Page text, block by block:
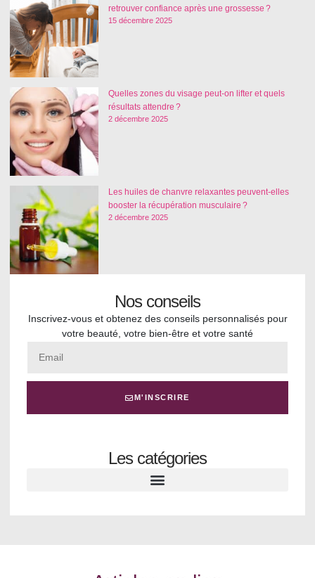
retrouver confiance après une grossesse ?
15 décembre 2025
Quelles zones du visage peut-on lifter et quels
résultats attendre ?
2 décembre 2025
Les huiles de chanvre relaxantes peuvent-elles
booster la récupération musculaire ?
2 décembre 2025
Nos conseils
Inscrivez-vous et obtenez des conseils personnalisés pour
votre beauté, votre bien-être et votre santé
M'INSCRIRE
Les catégories